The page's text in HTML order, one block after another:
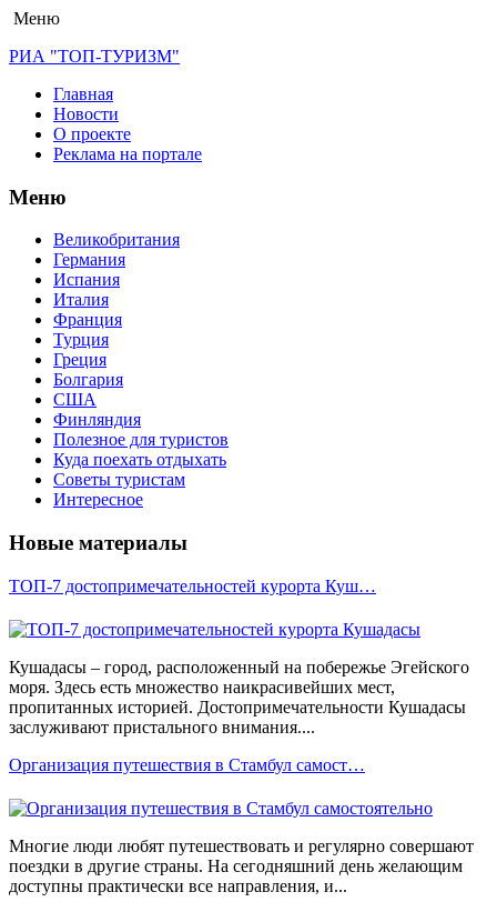
Меню
РИА "ТОП-ТУРИЗМ"
Главная
Новости
О проекте
Реклама на портале
Меню
Великобритания
Германия
Испания
Италия
Франция
Турция
Греция
Болгария
США
Финляндия
Полезное для туристов
Куда поехать отдыхать
Советы туристам
Интересное
Новые материалы
ТОП-7 достопримечательностей курорта Куш…
Кушадасы – город, расположенный на побережье Эгейского
моря. Здесь есть множество наикрасивейших мест,
пропитанных историей. Достопримечательности Кушадасы
заслуживают пристального внимания....
Организация путешествия в Стамбул самост…
Многие люди любят путешествовать и регулярно совершают
поездки в другие страны. На сегодняшний день желающим
доступны практически все направления, и...